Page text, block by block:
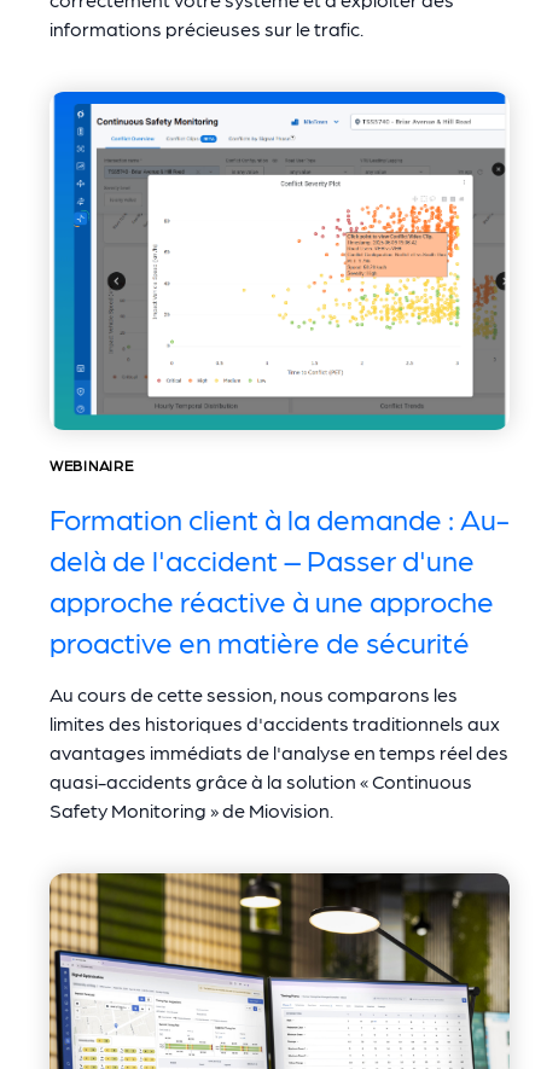
informations précieuses sur le trafic.
WEBINAIRE
Formation client à la demande : Au-
delà de l'accident – Passer d'une
approche réactive à une approche
proactive en matière de sécurité
Au cours de cette session, nous comparons les
limites des historiques d'accidents traditionnels aux
avantages immédiats de l'analyse en temps réel des
quasi-accidents grâce à la solution « Continuous
Safety Monitoring » de Miovision.